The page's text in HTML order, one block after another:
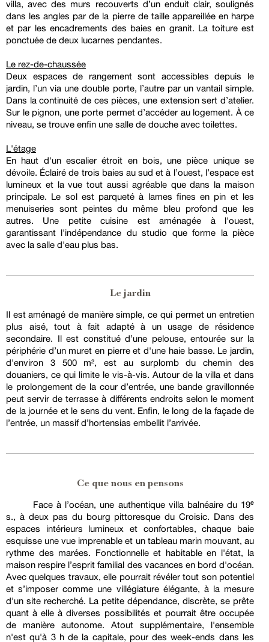
villa, avec des murs recouverts d’un enduit clair, soulignés
dans les angles par de la pierre de taille appareillée en harpe
et par les encadrements des baies en granit. La toiture est
ponctuée de deux lucarnes pendantes.
Le rez-de-chaussée
Deux espaces de rangement sont accessibles depuis le
jardin, l’un via une double porte, l’autre par un vantail simple.
Dans la continuité de ces pièces, une extension sert d’atelier.
Sur le pignon, une porte permet d’accéder au logement. À ce
niveau, se trouve enfin une salle de douche avec toilettes.
L'étage
En haut d'un escalier étroit en bois, une pièce unique se
dévoile. Éclairé de trois baies au sud et à l’ouest, l’espace est
lumineux et la vue tout aussi agréable que dans la maison
principale. Le sol est parqueté à lames fines en pin et les
menuiseries sont peintes du même bleu profond que les
autres. Une petite cuisine est aménagée à l'ouest,
garantissant l'indépendance du studio que forme la pièce
avec la salle d'eau plus bas.
Le jardin
Il est aménagé de manière simple, ce qui permet un entretien
plus aisé, tout à fait adapté à un usage de résidence
secondaire. Il est constitué d’une pelouse, entourée sur la
périphérie d’un muret en pierre et d'une haie basse. Le jardin,
d'environ 3 500 m², est au surplomb du chemin des
douaniers, ce qui limite le vis-à-vis. Autour de la villa et dans
le prolongement de la cour d’entrée, une bande gravillonnée
peut servir de terrasse à différents endroits selon le moment
de la journée et le sens du vent. Enfin, le long de la façade de
l’entrée, un massif d’hortensias embellit l’arrivée.
Ce que nous en pensons
Face à l’océan, une authentique villa balnéaire du 19ᵉ
s., à deux pas du bourg pittoresque du Croisic. Dans des
espaces intérieurs lumineux et confortables, chaque baie
esquisse une vue imprenable et un tableau marin mouvant, au
rythme des marées. Fonctionnelle et habitable en l'état, la
maison respire l’esprit familial des vacances en bord d'océan.
Avec quelques travaux, elle pourrait révéler tout son potentiel
et s’imposer comme une villégiature élégante, à la mesure
d'un site recherché. La petite dépendance, discrète, se prête
quant à elle à diverses possibilités et pourrait être occupée
de manière autonome. Atout supplémentaire, l'ensemble
n'est qu'à 3 h de la capitale, pour des week-ends dans les